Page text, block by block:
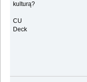
kulturą?
CU
Deck